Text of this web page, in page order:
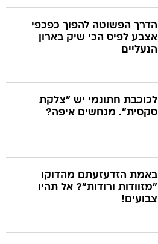
הדרך הפשוטה להפוך כפכפי
אצבע לפיס הכי שיק בארון
הנעליים
לכוכבת חתונמי יש "צלקת
סקסית". מנחשים איפה?
באמת הזדעזעתם מהדוקו
"מזוודות ורודות"? אל תהיו
צבועים!